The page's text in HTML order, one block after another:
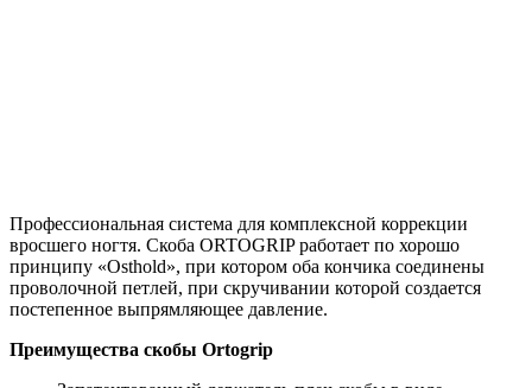
Профессиональная система для комплексной коррекции
вросшего ногтя. Скоба ORTOGRIP работает по хорошо
принципу «Osthold», при котором оба кончика соединены
проволочной петлей, при скручивании которой создается
постепенное выпрямляющее давление.
Преимущества скобы Ortogrip